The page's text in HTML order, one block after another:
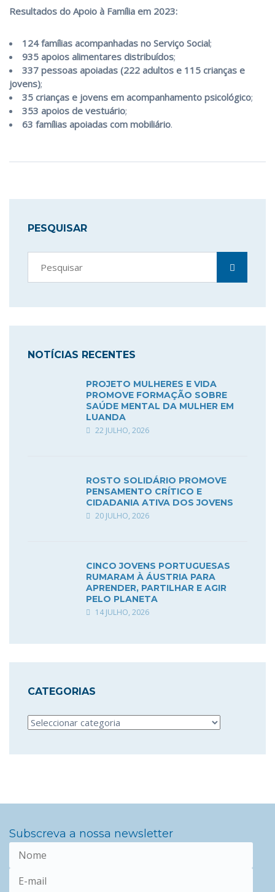
Resultados do Apoio à Família em 2023:
124 famílias acompanhadas no Serviço Social;
935 apoios alimentares distribuídos;
337 pessoas apoiadas (222 adultos e 115 crianças e
jovens);
35 crianças e jovens em acompanhamento psicológico;
353 apoios de vestuário;
63 famílias apoiadas com mobiliário.
PESQUISAR
NOTÍCIAS RECENTES
PROJETO MULHERES E VIDA
PROMOVE FORMAÇÃO SOBRE
SAÚDE MENTAL DA MULHER EM
LUANDA
22 JULHO, 2026
ROSTO SOLIDÁRIO PROMOVE
PENSAMENTO CRÍTICO E
CIDADANIA ATIVA DOS JOVENS
20 JULHO, 2026
CINCO JOVENS PORTUGUESAS
RUMARAM À ÁUSTRIA PARA
APRENDER, PARTILHAR E AGIR
PELO PLANETA
14 JULHO, 2026
CATEGORIAS
Categorias
Subscreva a nossa newsletter